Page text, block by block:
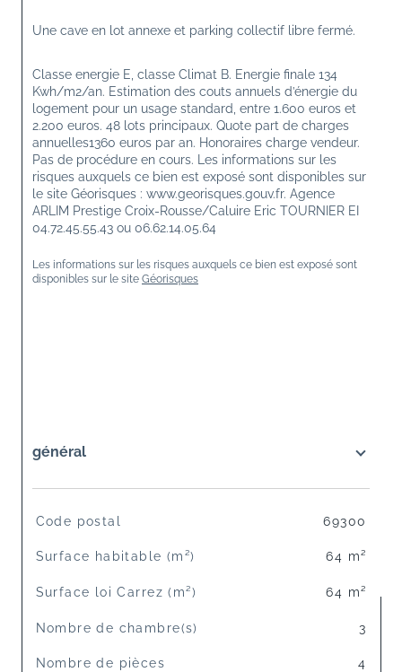
Une cave en lot annexe et parking collectif libre fermé.
Classe energie E, classe Climat B. Energie finale 134
Kwh/m2/an. Estimation des couts annuels d’énergie du
logement pour un usage standard, entre 1.600 euros et
2.200 euros. 48 lots principaux. Quote part de charges
annuelles1360 euros par an. Honoraires charge vendeur.
Pas de procédure en cours. Les informations sur les
risques auxquels ce bien est exposé sont disponibles sur
le site Géorisques : www.georisques.gouv.fr. Agence
ARLIM Prestige Croix-Rousse/Caluire Eric TOURNIER EI
04.72.45.55.43 ou 06.62.14.05.64
Les informations sur les risques auxquels ce bien est exposé sont
disponibles sur le site Géorisques
général
TRAD_SIROCCO_Caracteristique
Code postal 69300
Surface habitable (m²) 64 m²
Surface loi Carrez (m²) 64 m²
Nombre de chambre(s) 3
Nombre de pièces 4